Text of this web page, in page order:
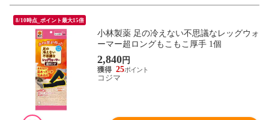
8/10時点_ポイント最大15倍
小林製薬 足の冷えない不思議なレッグウォ
ーマー超ロングもこもこ厚手 1個
2,840円
25
コジマ